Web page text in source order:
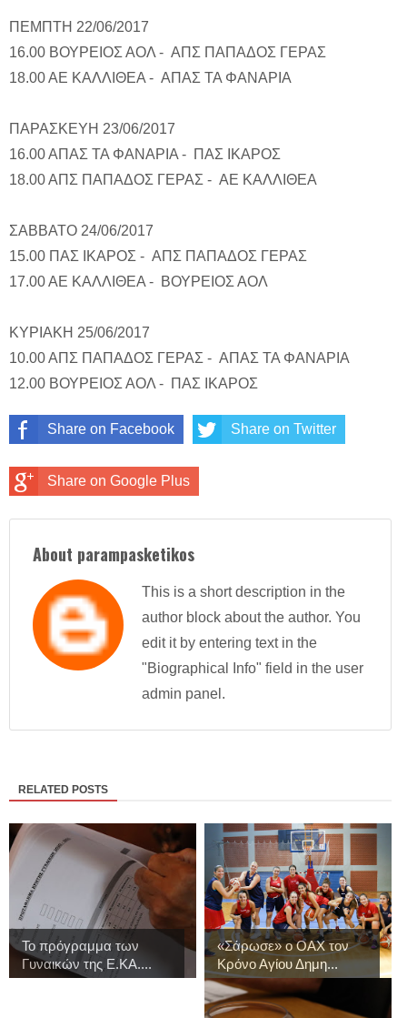
ΠΕΜΠΤΗ 22/06/2017
16.00 ΒΟΥΡΕΙΟΣ ΑΟΛ - ΑΠΣ ΠΑΠΑΔΟΣ ΓΕΡΑΣ
18.00 ΑΕ ΚΑΛΛΙΘΕΑ - ΑΠΑΣ ΤΑ ΦΑΝΑΡΙΑ
ΠΑΡΑΣΚΕΥΗ 23/06/2017
16.00 ΑΠΑΣ ΤΑ ΦΑΝΑΡΙΑ - ΠΑΣ ΙΚΑΡΟΣ
18.00 ΑΠΣ ΠΑΠΑΔΟΣ ΓΕΡΑΣ - ΑΕ ΚΑΛΛΙΘΕΑ
ΣΑΒΒΑΤΟ 24/06/2017
15.00 ΠΑΣ ΙΚΑΡΟΣ - ΑΠΣ ΠΑΠΑΔΟΣ ΓΕΡΑΣ
17.00 ΑΕ ΚΑΛΛΙΘΕΑ - ΒΟΥΡΕΙΟΣ ΑΟΛ
ΚΥΡΙΑΚΗ 25/06/2017
10.00 ΑΠΣ ΠΑΠΑΔΟΣ ΓΕΡΑΣ - ΑΠΑΣ ΤΑ ΦΑΝΑΡΙΑ
12.00 ΒΟΥΡΕΙΟΣ ΑΟΛ - ΠΑΣ ΙΚΑΡΟΣ
Share on Facebook Share on Twitter
Share on Google Plus
About parampasketikos
This is a short description in the
author block about the author. You
edit it by entering text in the
"Biographical Info" field in the user
admin panel.
RELATED POSTS
Το πρόγραμμα των
Γυναικών της Ε.ΚΑ....
«Σάρωσε» ο ΟΑΧ τον
Κρόνο Αγίου Δημη...